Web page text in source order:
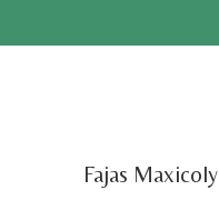
al
Fajas Maxicoly